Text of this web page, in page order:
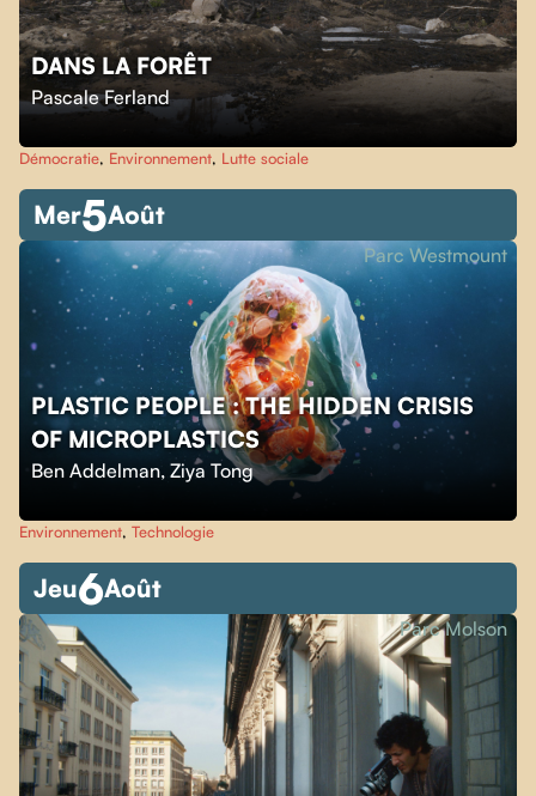
DANS LA FORÊT
Pascale Ferland
Démocratie, Environnement, Lutte sociale
Mer5Août
PLASTIC PEOPLE : THE HIDDEN CRISIS
OF MICROPLASTICS
Ben Addelman, Ziya Tong
Parc Westmount
Environnement, Technologie
Jeu6Août
Parc Molson